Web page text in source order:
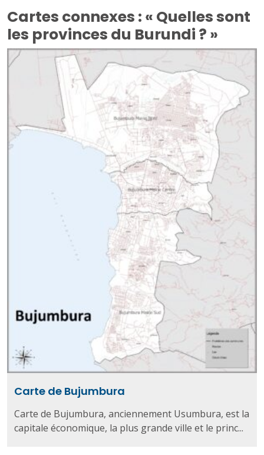
Cartes connexes : « Quelles sont
les provinces du Burundi ? »
Carte de Bujumbura
Carte de Bujumbura, anciennement Usumbura, est la
capitale économique, la plus grande ville et le princ...